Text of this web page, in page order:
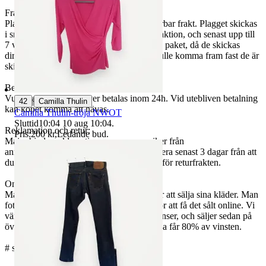
Frakt:
Plagg du köper skickas med Postnord spårbar frakt. Plagget skickas
i snitt 3 vardagar efter vunnen och betald aktion, och senast upp till
7 vardagar. Plaggen skickas ofta i separata paket, då de skickas
direkt från olika säljare. Om något inte skulle komma fram fast de är
skickade så tar vi fullt ansvar.
Betalning:
Vunna auktioner behöver betalas inom 24h. Vid utebliven betalning
kan köpet komma att hävas.
Reklamation och retur:
Mai erbjuder reklamation om varan avviker från
annonsbeskrivningen. Du behöver reklamera senast 3 dagar från att
du mottagit varan. Vid reklamation står vi för returfrakten.
Om Mai:
Mai är en tjänst som hjälper privatpersoner att sälja sina kläder. Man
fotar sina kläder och sedan gör vi resten för att få det sålt online. Vi
värderar plaggen, förbereder digitala annonser, och säljer sedan på
över 10 olika relevanta säljkanaler. Säljarna får 80% av vinsten.
# svart black jeans woman
42 | Camilla Thulin
Camilla Thulin-tröja NWOT
Sluttid10:04 10 aug 10:04.
Pris:200 kr,Ledande bud.